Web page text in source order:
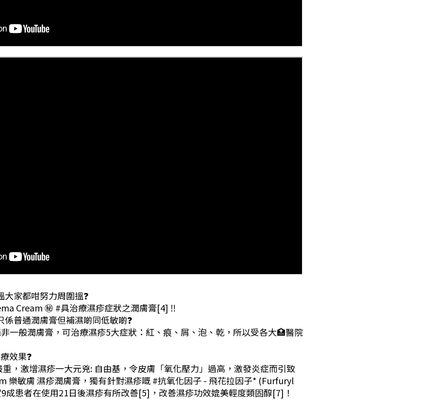
家都咁努力周圍搵❓
Cream ㊙️ #具治療濕疹症狀之潤膚膏[4] ‼️
普通潤膚膏但補濕啲同低敏啲❓
一般潤膚膏，可治療濕疹5大症狀：紅、痕、屑、泡、乾，所以受各大🏥醫院
效果❓
，激增濕疹一大元兇: 自由基，令皮膚「氧化壓力」過高，激發炎症而引致
樂敏膚 濕疹潤膚膏，獨有針對濕疹嘅 #抗氧化因子 - 飛花拉因子* (Furfuryl
患者在使用21日後濕疹有所改善[5]，改善濕疹功效媲美輕度類固醇[7]！